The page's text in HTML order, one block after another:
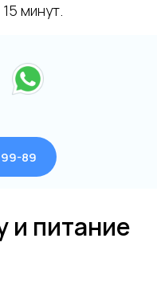
минут.
89
и питание